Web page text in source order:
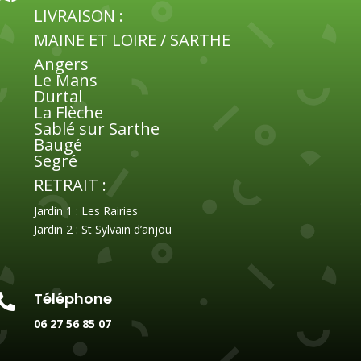
LIVRAISON :
MAINE ET LOIRE / SARTHE
Angers
Le Mans
Durtal
La Flèche
Sablé sur Sarthe
Baugé
Segré
RETRAIT :
Jardin 1 : Les Rairies
Jardin 2 : St Sylvain d’anjou
Téléphone
06 27 56 85 07